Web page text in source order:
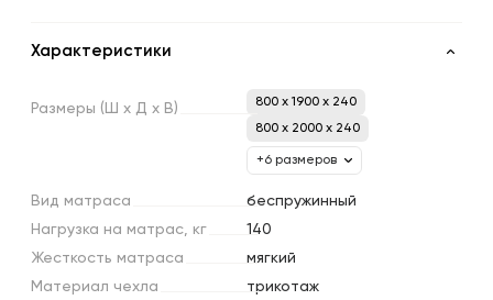
Характеристики
Размеры (Ш х Д х В)
800 x 1900 x 240
800 x 2000 x 240
+6 размеров
Вид матраса
беcпружинный
Нагрузка на матрас, кг
140
Жесткость матраса
мягкий
Материал чехла
трикотаж